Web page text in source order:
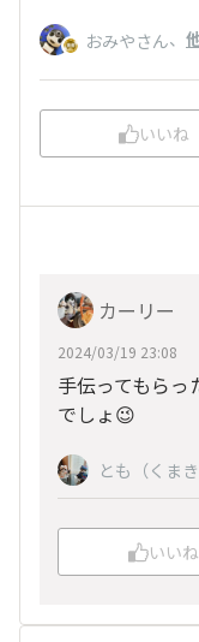
おみやさん、
いいね
カーリー
2024/03/19 23:08
手伝ってもらっ
でしょ😉
とも（くま
いいね